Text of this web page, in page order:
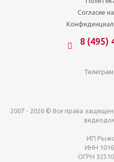
Согласие
8 (495)
2007 - 2026 © Все права
ИП
ИНН
ОГРН